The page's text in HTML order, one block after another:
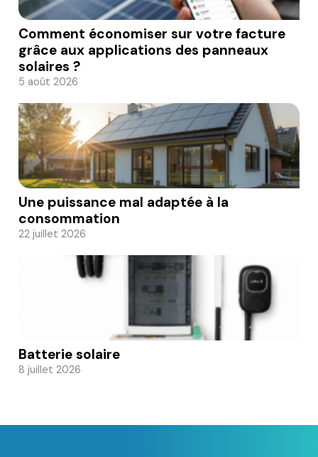
Comment économiser sur votre facture
grâce aux applications des panneaux
solaires ?
5 août 2026
Une puissance mal adaptée à la
consommation
22 juillet 2026
Batterie solaire
8 juillet 2026